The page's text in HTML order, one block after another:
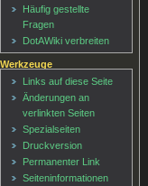
Häufig gestellte
Fragen
DotAWiki verbreiten
Werkzeuge
Links auf diese Seite
Änderungen an
verlinkten Seiten
Spezialseiten
Druckversion
Permanenter Link
Seiten­informationen